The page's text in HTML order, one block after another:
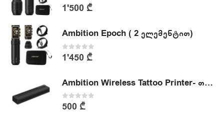
0out of 5
1'500 ₾
Ambition Epoch ( 2 ელემენტით)
0out of 5
1'450 ₾
Ambition Wireless Tattoo Printer- თერმული პრინტერი
0out of 5
500 ₾